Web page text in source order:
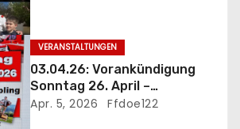
VERANSTALTUNGEN
03.04.26: Vorankündigung
Sonntag 26. April –
Jubiläumsfrühschoppen 80
Apr. 5, 2026 Ffdoe122